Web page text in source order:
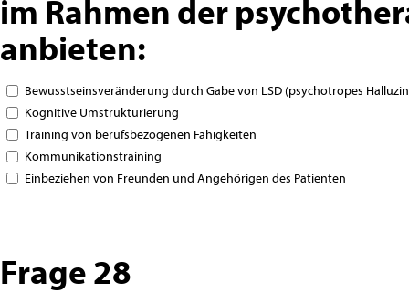
im Rahmen der
anbieten:
Bewusstseinsveränderung durch Gabe von LSD (psychotropes
Kognitive Umstrukturierung
Training von berufsbezogenen Fähigkeiten
Kommunikationstraining
Einbeziehen von Freunden und Angehörigen des Patienten
Frage 28